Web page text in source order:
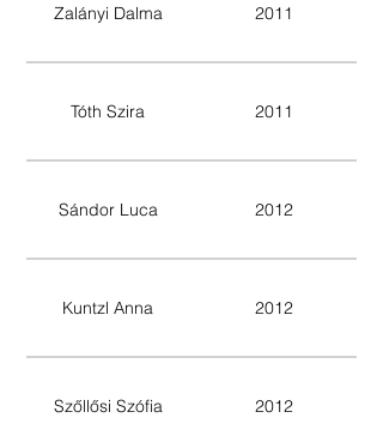
Zalányi Dalma 2011
Tóth Szira 2011
Sándor Luca 2012
Kuntzl Anna 2012
Szőllősi Szófia 2012